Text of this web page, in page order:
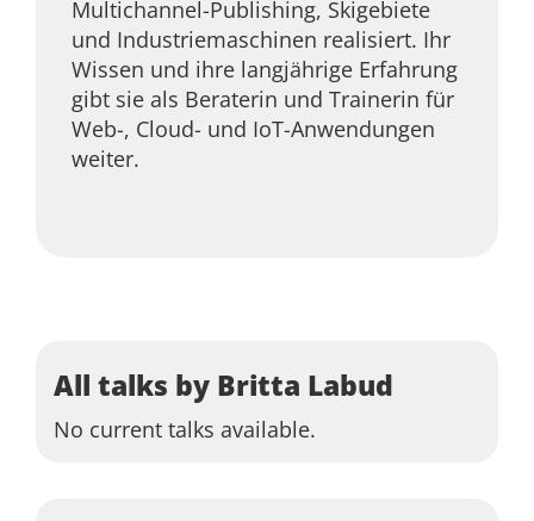
Multichannel-Publishing, Skigebiete
und Industriemaschinen realisiert. Ihr
Wissen und ihre langjährige Erfahrung
gibt sie als Beraterin und Trainerin für
Web-, Cloud- und IoT-Anwendungen
weiter.
All talks by Britta Labud
No current talks available.